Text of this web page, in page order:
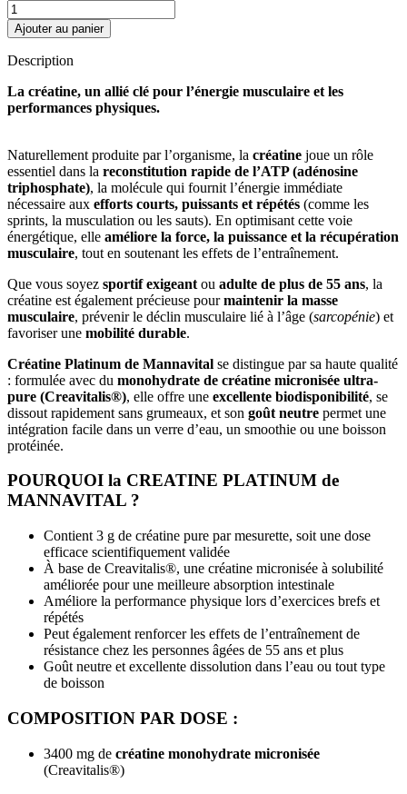
Ajouter au panier
Description
La créatine, un allié clé pour l’énergie musculaire et les
performances physiques.
Naturellement produite par l’organisme, la créatine joue un rôle
essentiel dans la reconstitution rapide de l’ATP (adénosine
triphosphate), la molécule qui fournit l’énergie immédiate
nécessaire aux efforts courts, puissants et répétés (comme les
sprints, la musculation ou les sauts). En optimisant cette voie
énergétique, elle améliore la force, la puissance et la récupération
musculaire, tout en soutenant les effets de l’entraînement.
Que vous soyez sportif exigeant ou adulte de plus de 55 ans, la
créatine est également précieuse pourmaintenir la masse
musculaire, prévenir le déclin musculaire lié à l’âge (sarcopénie) et
favoriser une mobilité durable.
Créatine Platinum de Mannavital se distingue par sa haute qualité
: formulée avec du monohydrate de créatine micronisée ultra-
pure (Creavitalis®), elle offre une excellente biodisponibilité, se
dissout rapidement sans grumeaux, et son goût neutre permet une
intégration facile dans un verre d’eau, un smoothie ou une boisson
protéinée.
POURQUOI la CREATINE PLATINUM de
MANNAVITAL ?
Contient 3 g de créatine pure par mesurette, soit une dose
efficace scientifiquement validée
À base de Creavitalis®, une créatine micronisée à solubilité
améliorée pour une meilleure absorption intestinale
Améliore la performance physique lors d’exercices brefs et
répétés
Peut également renforcer les effets de l’entraînement de
résistance chez les personnes âgées de 55 ans et plus
Goût neutre et excellente dissolution dans l’eau ou tout type
de boisson
COMPOSITION PAR DOSE :
3400 mg de créatine monohydrate micronisée
(Creavitalis®)